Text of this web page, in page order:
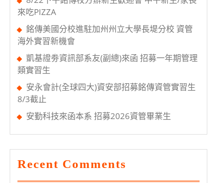
來吃PIZZA
銘傳美國分校進駐加州州立大學長堤分校 資管
海外實習新機會
凱基證劵資訊部系友(副總)來函 招募一年期管理
類實習生
安永會計(全球四大)資安部招募銘傳資管實習生
8/3截止
安勤科技來函本系 招募2026資管畢業生
Recent Comments